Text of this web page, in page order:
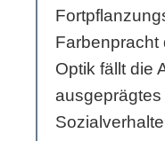
Farbenpracht
Optik fällt die
ausgeprägtes